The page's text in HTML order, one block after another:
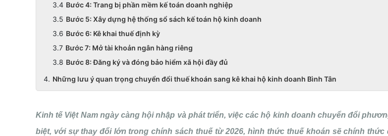
Bước 4: Trang bị phần mềm kế toán doanh nghiệp
Bước 5: Xây dựng hệ thống sổ sách kế toán hộ kinh doanh
Bước 6: Kê khai thuế định kỳ
Bước 7: Mở tài khoản ngân hàng riêng
Bước 8: Đăng ký và đóng bảo hiểm xã hội đầy đủ
Những lưu ý quan trọng chuyển đổi thuế khoán sang kê khai hộ kinh doanh Bình Tân
Kinh tế Việt Nam ngày càng hội nhập và phát triển, việc các hộ kinh doanh chuyển đổi
biệt, với sự thay đổi lớn trong chính sách thuế từ 2026, hình thức thuế khoán sẽ chính